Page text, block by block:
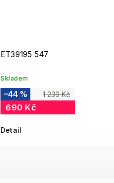
ET39195 547
Skladem
1 239 Kč
–44 %
690 Kč
Detail